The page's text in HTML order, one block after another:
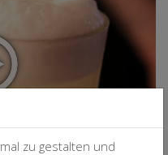
zu gestalten und